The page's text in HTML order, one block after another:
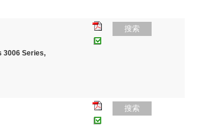
3006 Series,
搜索
搜索